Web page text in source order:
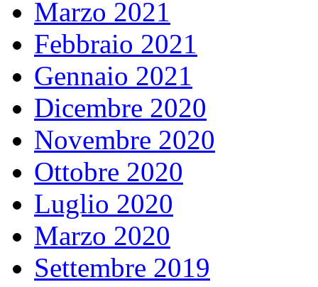
Marzo 2021
Febbraio 2021
Gennaio 2021
Dicembre 2020
Novembre 2020
Ottobre 2020
Luglio 2020
Marzo 2020
Settembre 2019